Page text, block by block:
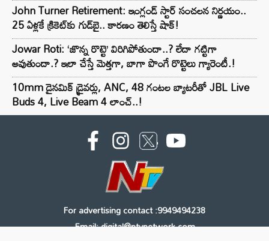
John Turner Retirement: ఇంగ్లండ్ స్టార్ సంచలన నిర్ణయం..
25 ఏళ్లకే క్రికెట్‌కు గుడ్‌బై.. కారణం తెలిస్తే షాక్!
Jowar Roti: ‘జొన్న రొట్టె’ విరిగిపోతుందా..? లేదా గట్టిగా
అవుతుందా.? ఇలా చేస్తే మెత్తగా, బాగా పొంగే రొట్టెలు గ్యారెంటీ.!
10mm డైనమిక్ డ్రైవర్లు, ANC, 48 గంటల బ్యాటరీతో JBL Live
Buds 4, Live Beam 4 లాంచ్..!
For advertising contact :9949494238
Email: digital@ntvnetwork.com